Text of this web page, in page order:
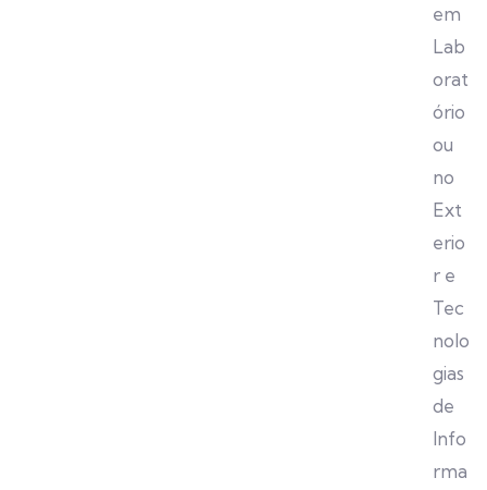
em
Lab
orat
ório
ou
no
Ext
erio
r e
Tec
nolo
gias
de
Info
rma